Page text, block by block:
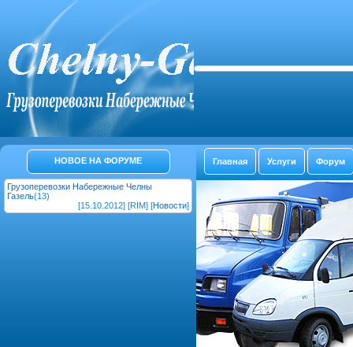
НОВОЕ НА ФОРУМЕ
Грузоперевозки Набережные Челны
Газель(13)
[15.10.2012] [RIM] [Новости]
Главная Услуги Форум